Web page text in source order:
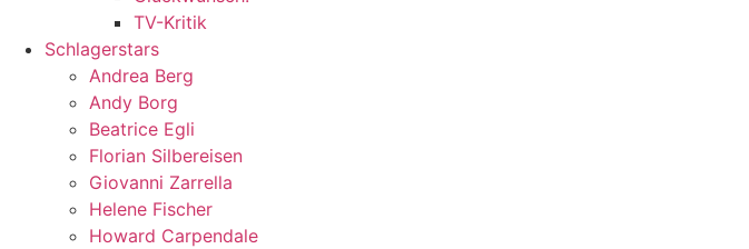
TV-Kritik
Schlagerstars
Andrea Berg
Andy Borg
Beatrice Egli
Florian Silbereisen
Giovanni Zarrella
Helene Fischer
Howard Carpendale